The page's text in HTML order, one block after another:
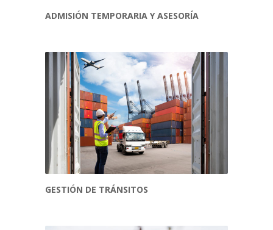
ADMISIÓN TEMPORARIA Y ASESORÍA
GESTIÓN DE TRÁNSITOS